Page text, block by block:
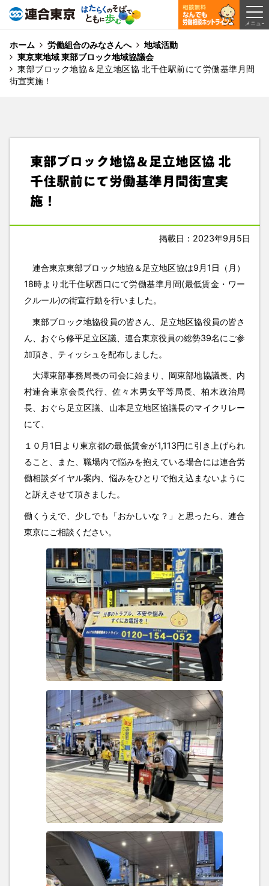
ホーム 労働組合のみなさんへ
地域活動
東京東地域 東部ブロック地域協議会
東部ブロック地協＆足立地区協 北千住駅前にて労働基準月間
街宣実施！
東部ブロック地協＆足立地区協 北
千住駅前にて労働基準月間街宣実
施！
掲載日：2023年9月5日
連合東京東部ブロック地協＆足立地区協は9月1日（月）
18時より北千住駅西口にて労働基準月間(最低賃金・ワー
クルール)の街宣行動を行いました。
東部ブロック地協役員の皆さん、足立地区協役員の皆さ
ん、おぐら修平足立区議、連合東京役員の総勢39名にご参
加頂き、ティッシュを配布しました。
大澤東部事務局長の司会に始まり、岡東部地協議長、内
村連合東京会長代行、佐々木男女平等局長、柏木政治局
長、おぐら足立区議、山本足立地区協議長のマイクリレー
にて、
１０月1日より東京都の最低賃金が1,113円に引き上げられ
ること、また、職場内で悩みを抱えている場合には連合労
働相談ダイヤル案内、悩みをひとりで抱え込まないように
と訴えさせて頂きました。
働くうえで、少しでも「おかしいな？」と思ったら、連合
東京にご相談ください。